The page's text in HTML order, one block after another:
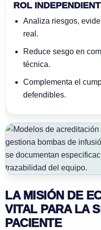
ROL
Analiza riesgos,
real.
Reduce sesgo en
técnica.
Complementa el
defendibles.
LA MISIÓN DE
VITAL PARA LA
PACIENTE